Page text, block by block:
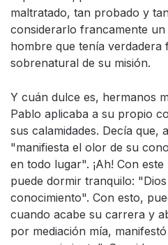
maltratado, tan probado y
considerarlo francamente
hombre que tenía verdadera
sobrenatural de su misión.
Y cuán dulce es, hermanos
Pablo aplicaba a su propio
sus calamidades. Decía que,
"manifiesta el olor de su
en todo lugar". ¡Ah! Con
puede dormir tranquilo:
conocimiento". Con esto,
cuando acabe su carrera y
por mediación mía,